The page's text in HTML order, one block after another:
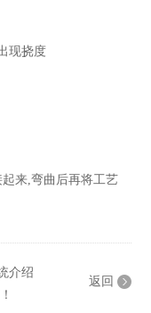
现挠度
来,弯曲后再将工艺
介绍
返回